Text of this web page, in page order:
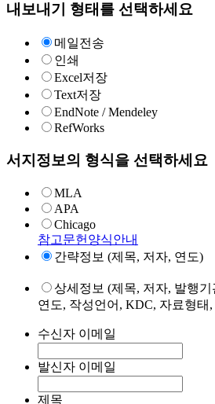
내보내기 형태를 선택하세요
메일전송
인쇄
Excel저장
Text저장
EndNote / Mendeley
RefWorks
서지정보의 형식을 선택하세요
MLA
APA
Chicago
참고문헌양식안내
간략정보 (제목, 저자, 연도)
상세정보 (제목, 저자, 발행
연도, 작성언어, KDC, 자료형태
수신자 이메일
발신자 이메일
제목